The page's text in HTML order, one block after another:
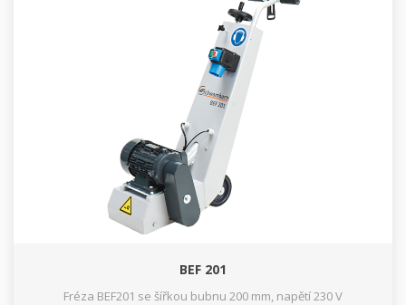
BEF 201
Fréza BEF201 se šířkou bubnu 200 mm, napětí 230 V